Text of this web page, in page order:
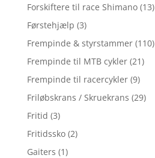
Forskiftere til race Shimano (13)
Førstehjælp (3)
Frempinde & styrstammer (110)
Frempinde til MTB cykler (21)
Frempinde til racercykler (9)
Friløbskrans / Skruekrans (29)
Fritid (3)
Fritidssko (2)
Gaiters (1)